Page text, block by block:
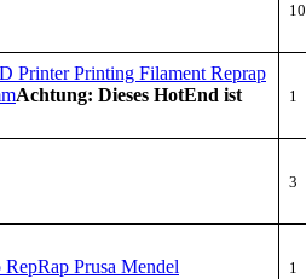
10
Printer Printing Filament Reprap
Achtung: Dieses HotEnd ist
1
3
Prusa Mendel 1